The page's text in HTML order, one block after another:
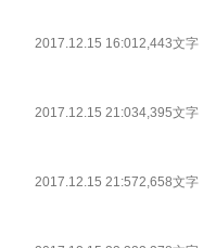
2017.12.15 16:012,443文字
2017.12.15 21:034,395文字
2017.12.15 21:572,658文字